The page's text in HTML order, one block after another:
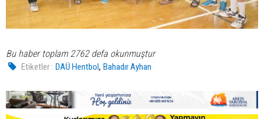
Bu haber toplam 2762 defa okunmuştur
Etiketler : DAÜ Hentbol,Bahadır Ayhan